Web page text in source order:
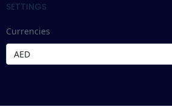
SETTINGS
Currencies